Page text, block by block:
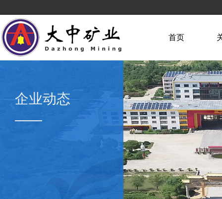
首页
企业动态